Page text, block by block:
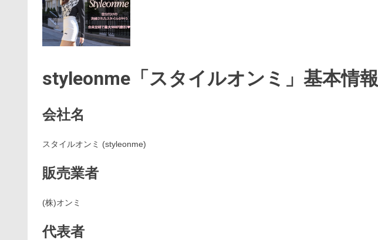
styleonme「スタイルオンミ」基本情報
会社名
スタイルオンミ (styleonme)
販売業者
(株)オンミ
代表者